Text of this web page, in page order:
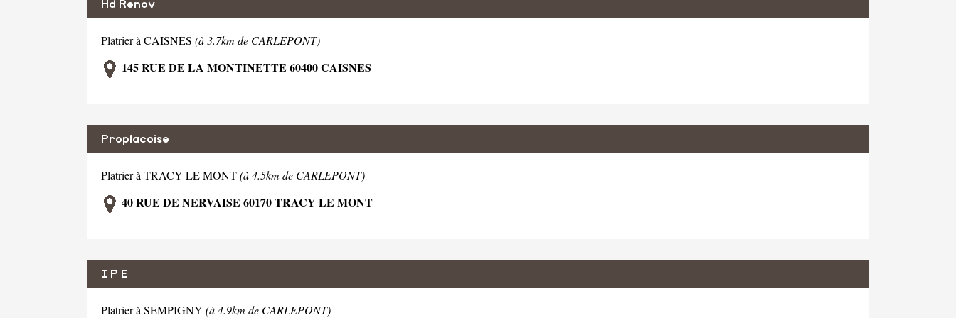
Hd Renov
Platrier à CAISNES (à 3.7km de CARLEPONT)
145 RUE DE LA MONTINETTE 60400 CAISNES
Proplacoise
Platrier à TRACY LE MONT(à 4.5km de CARLEPONT)
40 RUE DE NERVAISE 60170 TRACY LE MONT
I P E
Platrier à SEMPIGNY (à 4.9km de CARLEPONT)